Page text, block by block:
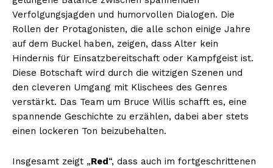
Verfolgungsjagden und humorvollen Dialogen. Die
Rollen der Protagonisten, die alle schon einige Jahre
auf dem Buckel haben, zeigen, dass Alter kein
Hindernis für Einsatzbereitschaft oder Kampfgeist ist.
Diese Botschaft wird durch die witzigen Szenen und
den cleveren Umgang mit Klischees des Genres
verstärkt. Das Team um Bruce Willis schafft es, eine
spannende Geschichte zu erzählen, dabei aber stets
einen lockeren Ton beizubehalten.
Insgesamt zeigt „Red“, dass auch im fortgeschrittenen